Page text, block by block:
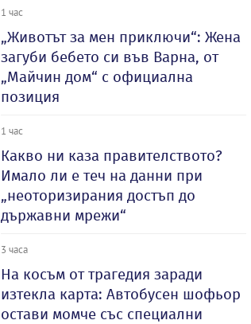
1 час
„Животът за мен приключи“: Жена
загуби бебето си във Варна, от
„Майчин дом“ с официална
позиция
1 час
Какво ни каза правителството?
Имало ли е теч на данни при
„неоторизирания достъп до
държавни мрежи“
3 часа
На косъм от трагедия заради
изтекла карта: Автобусен шофьор
остави момче със специални